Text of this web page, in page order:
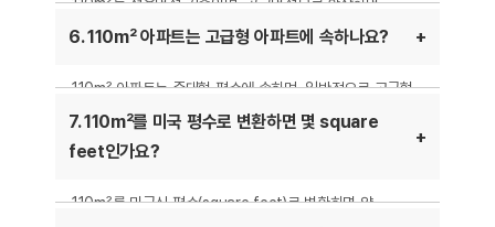
110m²는 전용면적 기준이며, 공급면적으로 환산하면
40평형대 아파트와 유사합니다. 일반적으로 40평형
전용면적을 확인하는 것이 중요합니다.
6. 110m² 아파트는 고급형 아파트에 속하나요?
110m² 아파트는 중대형 평수에 속하며, 일반적으로 고급형
아파트 단지에서 많이 찾아볼 수 있습니다. 주거 환경이 넓고
쾌적하여 프리미엄 아파트에서도 인기 있는 면적대입니다.
7. 110m²를 미국 평수로 변환하면 몇 square
feet인가요?
110m²를 미국식 평수(square feet)로 변환하면 약